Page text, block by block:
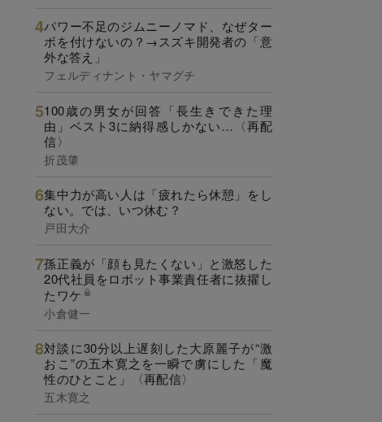
パワー不足のジムニーノマド、なぜター
ボを付けないの？→スズキ開発者の「意
外な答え」
フェルディナント・ヤマグチ
100歳の男女が回答「長生きできた理
由」ベスト3に納得感しかない…〈再配
信〉
折茂肇
集中力が高い人は「疲れたら休憩」をし
ない。では、いつ休む？
戸田大介
孫正義が「顔も見たくない」と激怒した
20代社員をロボット事業責任者に抜擢し
たワケ
小倉健一
対談に30分以上遅刻した大原麗子が“激
おこ”の五木寛之を一瞬で虜にした「魔
性のひとこと」〈再配信〉
五木寛之